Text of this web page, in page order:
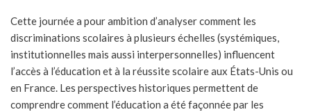
Cette journée a pour ambition d’analyser comment les
discriminations scolaires à plusieurs échelles (systémiques,
institutionnelles mais aussi interpersonnelles) influencent
l’accès à l’éducation et à la réussite scolaire aux États-Unis ou
en France. Les perspectives historiques permettent de
comprendre comment l’éducation a été façonnée par les